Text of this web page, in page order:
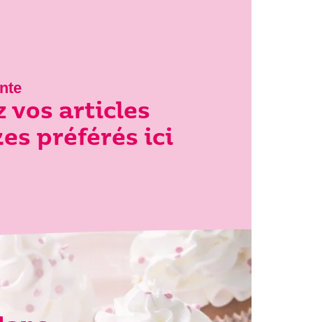
vos articles
préférés ici